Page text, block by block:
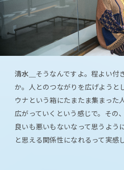
清水＿ そうなんですよ。程よい付
か。人とのつながりを広げようと
ウナという箱にたまたま集まった
広がっていくという感じで。その
良いも悪いもないなって思うよう
と思える関係性になれるって実感